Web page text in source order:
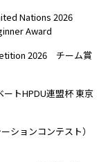
Nations 2026
Award
2026 チーム賞
トHPDU連盟杯 東京
ションコンテスト）